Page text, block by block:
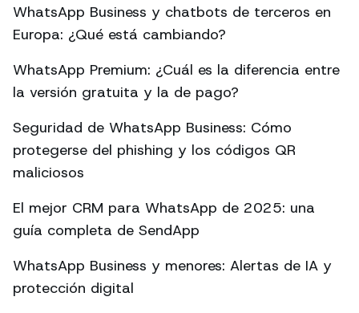
WhatsApp Business y chatbots de terceros en
Europa: ¿Qué está cambiando?
WhatsApp Premium: ¿Cuál es la diferencia entre
la versión gratuita y la de pago?
Seguridad de WhatsApp Business: Cómo
protegerse del phishing y los códigos QR
maliciosos
El mejor CRM para WhatsApp de 2025: una
guía completa de SendApp
WhatsApp Business y menores: Alertas de IA y
protección digital